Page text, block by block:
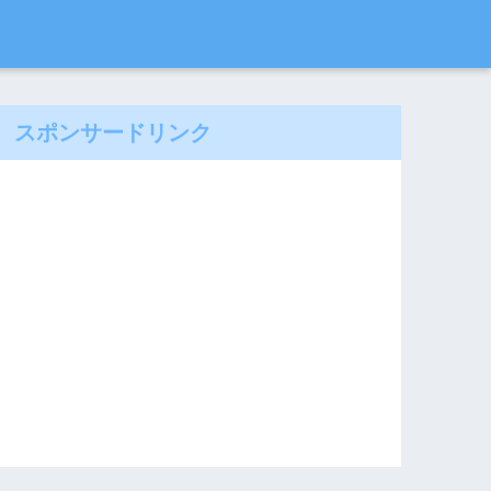
スポンサードリンク